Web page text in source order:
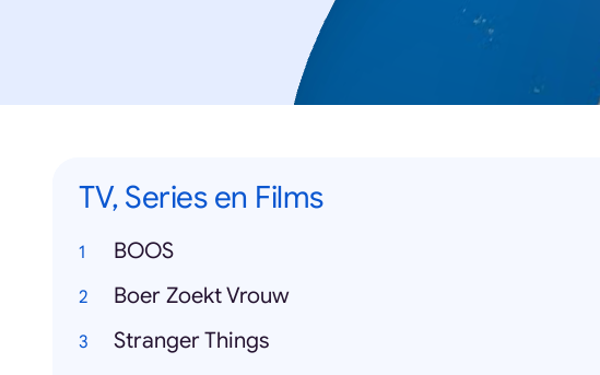
TV, Series en Films
BOOS
Boer Zoekt Vrouw
Stranger Things